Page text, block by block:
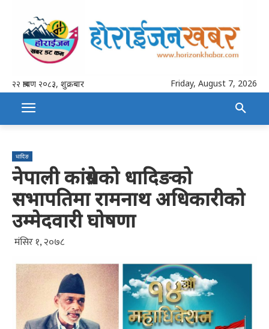
२२ श्रावण २०८३, शुक्रबार Friday, August 7, 2026
धादिङ
नेपाली कांग्रेसको धादिङको
सभापतिमा रामनाथ अधिकारीको
उम्मेदवारी घाेषणा
मंसिर १, २०७८